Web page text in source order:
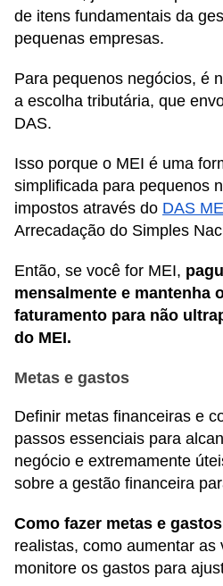
de itens fundamentais da
pequenas empresas.
Para pequenos negócios, é
a escolha tributária, que
DAS.
Isso porque o MEI é uma
simplificada para pequenos
impostos através do DAS
Arrecadação do Simples
Então, se você for MEI,
mensalmente e mantenha
faturamento para não
do MEI.
Metas e gastos
Definir metas financeiras e
passos essenciais para
negócio e extremamente
sobre a gestão financeira
Como fazer metas e
realistas, como aumentar as
monitore os gastos para